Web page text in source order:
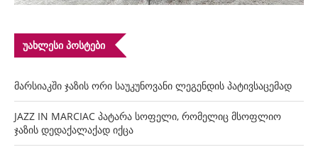
ᲣᲐᲮᲚᲔᲡᲘ ᲞᲝᲡᲢᲔᲑᲘ
მარსიაკში ჯაზის ორი საუკუნოვანი ლეგენდის პატივსაცემად
JAZZ IN MARCIAC პატარა სოფელი, რომელიც მსოფლიო
ჯაზის დედაქალაქად იქცა